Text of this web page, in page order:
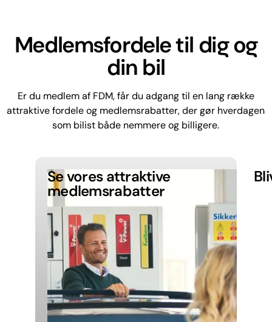
Medlemsfordele til dig og
din bil
Er du medlem af FDM, får du adgang til en lang række
attraktive fordele og medlemsrabatter, der gør hverdagen
som bilist både nemmere og billigere.
Se vores attraktive
medlemsrabatter